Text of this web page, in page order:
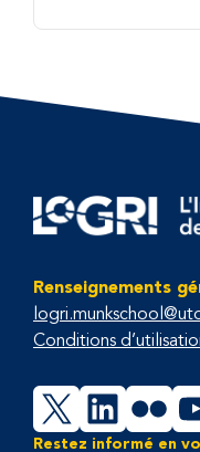
Renseignements
Conditions
X
Restez informé en